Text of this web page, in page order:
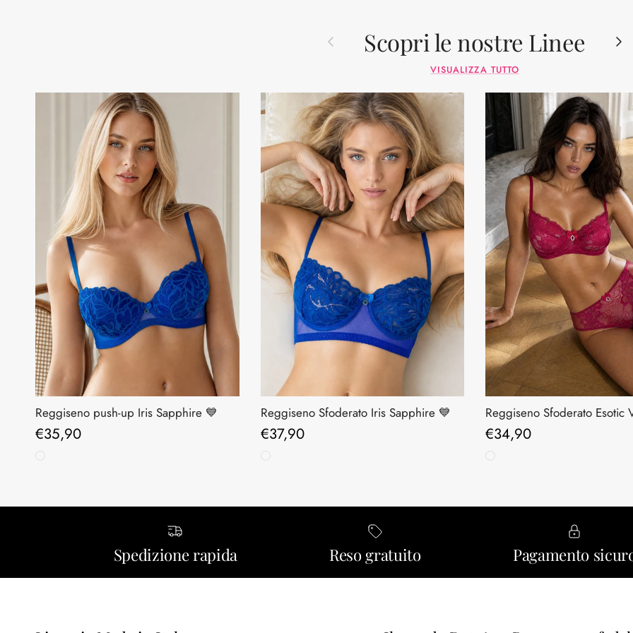
Indietro Scopri le nostre Linee
VISUALIZZA TUTTO
Reggiseno push-up Iris Sapphire 💙
Prezzo normale
€35,90
Reggiseno Sfoderato Iris Sapphire 💙
Prezzo normale
€37,90
Reggiseno Sfoderato Esotic
Prezzo normale
€34,90
Spedizione rapida Reso gratuito Pagamento